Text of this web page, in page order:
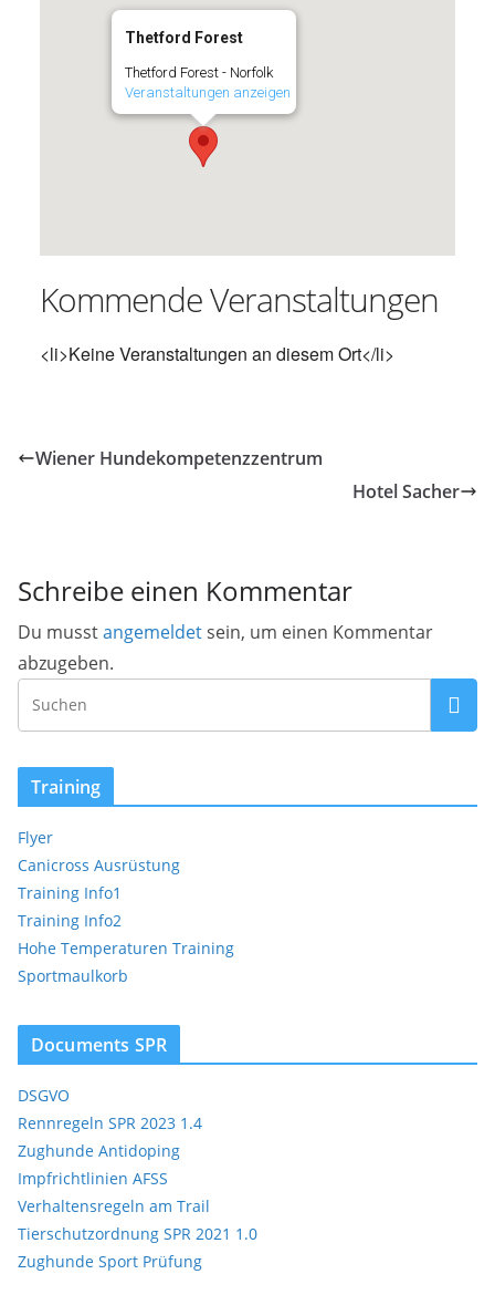
Thetford Forest
Thetford Forest - Norfolk
Veranstaltungen anzeigen
Kommende Veranstaltungen
<li>Keine Veranstaltungen an diesem Ort</li>
Wiener Hundekompetenzzentrum
Hotel Sacher
Schreibe einen Kommentar
Du musstangemeldetsein, um einen Kommentar
abzugeben.
Training
Flyer
Canicross Ausrüstung
Training Info1
Training Info2
Hohe Temperaturen Training
Sportmaulkorb
Documents SPR
DSGVO
Rennregeln SPR 2023 1.4
Zughunde Antidoping
Impfrichtlinien AFSS
Verhaltensregeln am Trail
Tierschutzordnung SPR 2021 1.0
Zughunde Sport Prüfung